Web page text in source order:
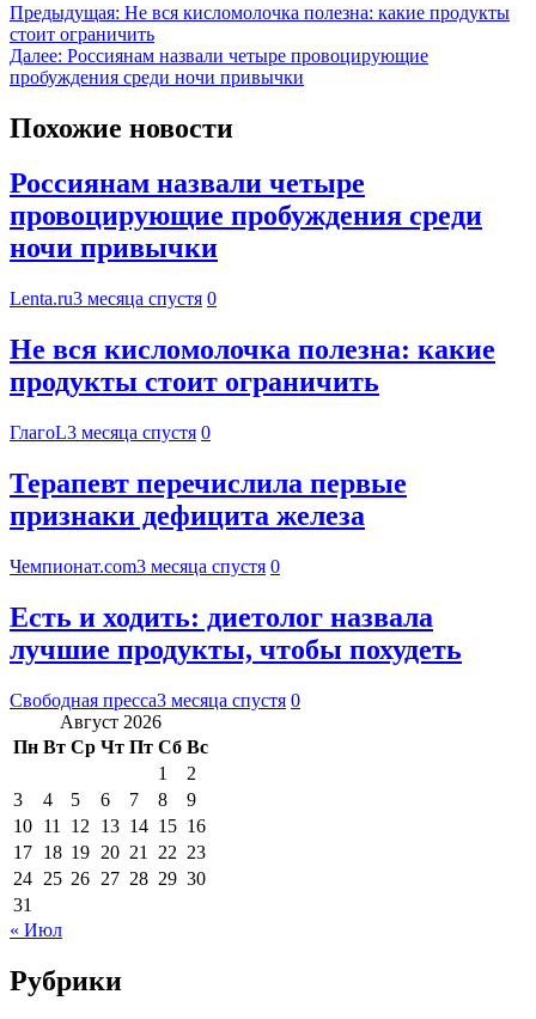
Предыдущая: Не вся кисломолочка полезна: какие продукты
стоит ограничить
Далее: Россиянам назвали четыре провоцирующие
пробуждения среди ночи привычки
Похожие новости
Россиянам назвали четыре
провоцирующие пробуждения среди
ночи привычки
Lenta.ru3 месяца спустя 0
Не вся кисломолочка полезна: какие
продукты стоит ограничить
ГлагоL3 месяца спустя 0
Терапевт перечислила первые
признаки дефицита железа
Чемпионат.com3 месяца спустя 0
Есть и ходить: диетолог назвала
лучшие продукты, чтобы похудеть
Свободная пресса3 месяца спустя 0
Август 2026
Пн Вт Ср Чт Пт Сб Вс
1
2
3
4 5 6 7 8
9
10 11 12 13 14 15 16
17 18 19 20 21 22 23
24 25 26 27 28 29 30
31
« Июл
Рубрики